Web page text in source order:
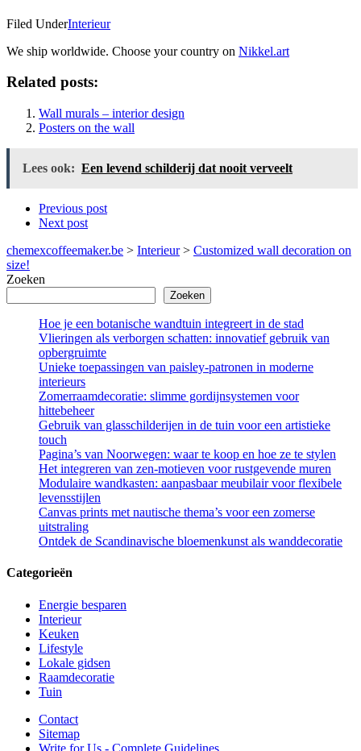
Filed UnderInterieur
We ship worldwide. Choose your country on Nikkel.art
Related posts:
Wall murals – interior design
Posters on the wall
Lees ook: Een levend schilderij dat nooit verveelt
Previous post
Next post
chemexcoffeemaker.be > Interieur> Customized wall decoration on
size!
Zoeken
Zoeken
Hoe je een botanische wandtuin integreert in de stad
Vlieringen als verborgen schatten: innovatief gebruik van
opbergruimte
Unieke toepassingen van paisley-patronen in moderne
interieurs
Zomerraamdecoratie: slimme gordijnsystemen voor
hittebeheer
Gebruik van glasschilderijen in de tuin voor een artistieke
touch
Pagina’s van Noorwegen: waar te koop en hoe ze te stylen
Het integreren van zen-motieven voor rustgevende muren
Modulaire wandkasten: aanpasbaar meubilair voor flexibele
levensstijlen
Canvas prints met nautische thema’s voor een zomerse
uitstraling
Ontdek de Scandinavische bloemenkunst als wanddecoratie
Categorieën
Energie besparen
Interieur
Keuken
Lifestyle
Lokale gidsen
Raamdecoratie
Tuin
Contact
Sitemap
Write for Us - Complete Guidelines